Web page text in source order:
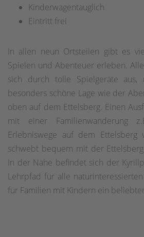
Kinderwagentauglich
Eintritt frei
In allen neun Ortsteilen gibt es
Spielen und Abenteuer erleben.
sich durch tolle Spielgeräte aus,
besonders schöne Lage wie der
oben auf dem Ettelsberg. Einen
mit einer Familienwanderung
Erlebniswege auf dem Ettelsberg
schwebt bequem mit der
In der Nähe befindet sich der
Lehrpfad für alle
für Familien mit Kindern ein